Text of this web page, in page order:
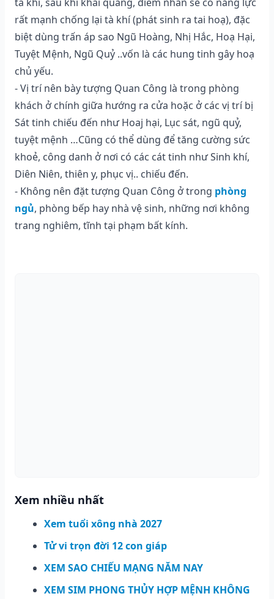
rất mạnh chống lại tà khí (phát sinh ra tai hoạ), đặc
biệt dùng trấn áp sao Ngũ Hoàng, Nhị Hắc, Hoạ Hại,
Tuyệt Mệnh, Ngũ Quỷ ..vốn là các hung tinh gây hoạ
chủ yếu.
- Vị trí nên bày tượng Quan Công là trong phòng
khách ở chính giữa hướng ra cửa hoặc ở các vị trí bị
Sát tinh chiếu đến như Hoaj hại, Lục sát, ngũ quỷ,
tuyệt mệnh …Cũng có thể dùng để tăng cường sức
khoẻ, công danh ở nơi có các cát tinh như Sinh khí,
Diên Niên, thiên y, phục vị.. chiếu đến.
- Không nên đặt tượng Quan Công ở trong phòng
ngủ, phòng bếp hay nhà vệ sinh, những nơi không
trang nghiêm, tĩnh tại phạm bất kính.
Xem nhiều nhất
Xem tuổi xông nhà 2027
Tử vi trọn đời 12 con giáp
XEM SAO CHIẾU MẠNG NĂM NAY
XEM SIM PHONG THỦY HỢP MỆNH KHÔNG